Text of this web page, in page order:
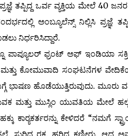
ತಪ್ಪಿದ್ದ ಒರ್ವ ವ್ಯಕ್ತಿಯ ಮೇಲೆ 40
ಅಂಬ್ಯೂಲೆನ್ಸ್ ನಿಲ್ಲಿಸಿ ಪ್ರಜ್ಞೆ
ನಿರ್ಧರಿಸಿದ್ದಾರೆ.
ಫ್ರಂಟ್ ಅಫ್ ಇಂಡಿಯಾ
ಕೋಮುವಾದಿ ಸಂಘಟನೆಗಳ
ಬಗ್ಗೆ ಭಾಷಣ ಹೊಡೆಯುತ್ತಿರುವುದು.
ಮತ್ತು ಮುಸ್ಲಿಂ ಯುವತಿಯ ಮೇಲೆ
ಕಾರ್‍ಯಕರ್ತರನ್ನು ಕೇಳಿದರೆ “ನಮಗೆ
ರಕ್ತ, ಹರಿದ ಕಣ್ಣೀರು, ಆದ